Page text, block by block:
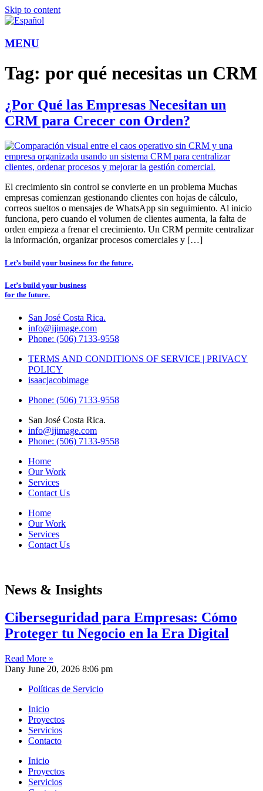
Skip to content
MENU
Tag: por qué necesitas un CRM
¿Por Qué las Empresas Necesitan un
CRM para Crecer con Orden?
El crecimiento sin control se convierte en un problema Muchas
empresas comienzan gestionando clientes con hojas de cálculo,
correos sueltos o mensajes de WhatsApp sin seguimiento. Al inicio
funciona, pero cuando el volumen de clientes aumenta, la falta de
orden empieza a frenar el crecimiento. Un CRM permite centralizar
la información, organizar procesos comerciales y […]
Let’s build your business for the future.
Let’s build your business
for the future.
San José Costa Rica.
info@ijimage.com
Phone: (506) 7133-9558
TERMS AND CONDITIONS OF SERVICE | PRIVACY
POLICY
isaacjacobimage
Phone: (506) 7133-9558
San José Costa Rica.
info@ijimage.com
Phone: (506) 7133-9558
Home
Our Work
Services
Contact Us
Home
Our Work
Services
Contact Us
News & Insights
Ciberseguridad para Empresas: Cómo
Proteger tu Negocio en la Era Digital
Read More »
Dany June 20, 2026 8:06 pm
Políticas de Servicio
Inicio
Proyectos
Servicios
Contacto
Inicio
Proyectos
Servicios